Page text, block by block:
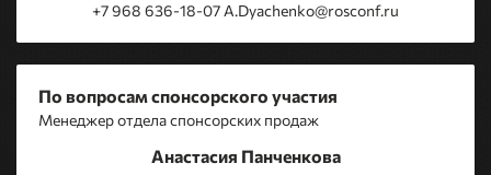
+7 968 636-18-07 A.Dyachenko@rosconf.ru
По вопросам спонсорского участия
Менеджер отдела спонсорских продаж
Анастасия Панченкова